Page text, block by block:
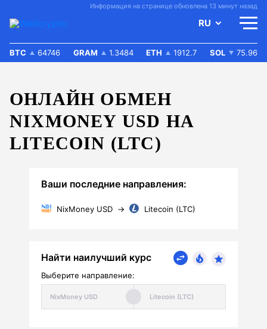
Информация на странице обновлена 13 минут назад
RU
BTC 64746 GRAM 1.3484 ETH 1912.7 SOL 75.96
ОНЛАЙН ОБМЕН
NIXMONEY USD НА
LITECOIN (LTC)
Ваши последние направления:
NixMoney USD → Litecoin (LTC)
Найти наилучший курс
Выберите направление: